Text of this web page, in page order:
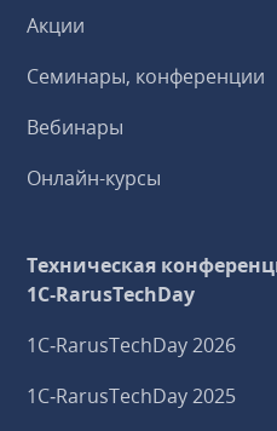
Акции
Семинары, конференции
Вебинары
Онлайн-курсы
Техническая
1C‑RarusTechDay
1C‑RarusTechDay 2026
1C‑RarusTechDay 2025